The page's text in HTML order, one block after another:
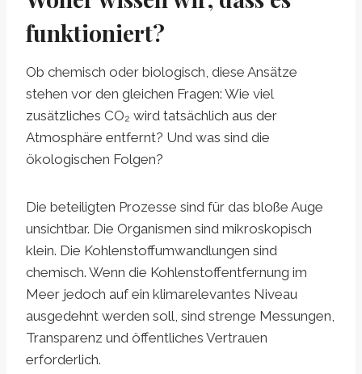
funktioniert?
Ob chemisch oder biologisch, diese Ansätze
stehen vor den gleichen Fragen: Wie viel
zusätzliches CO₂ wird tatsächlich aus der
Atmosphäre entfernt? Und was sind die
ökologischen Folgen?
Die beteiligten Prozesse sind für das bloße Auge
unsichtbar. Die Organismen sind mikroskopisch
klein. Die Kohlenstoffumwandlungen sind
chemisch. Wenn die Kohlenstoffentfernung im
Meer jedoch auf ein klimarelevantes Niveau
ausgedehnt werden soll, sind strenge Messungen,
Transparenz und öffentliches Vertrauen
erforderlich.